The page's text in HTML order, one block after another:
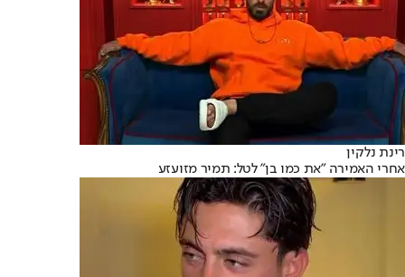
רינת נלקין
אחרי האמירה "את כמו בן" לטל: תמיר מזועזע